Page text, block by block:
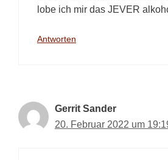
lobe ich mir das JEVER
Antworten
Gerrit Sander
20. Februar 2022 um